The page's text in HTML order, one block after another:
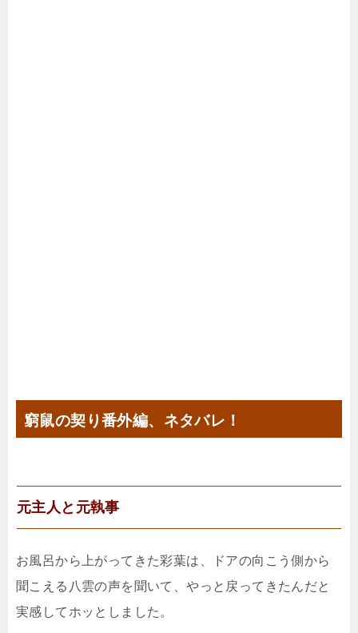
窮鼠の契り番外編、ネタバレ！
元主人と元執事
お風呂から上がってきた彩葉は、ドアの向こう側から
聞こえる八雲の声を聞いて、やっと戻ってきたんだと
実感してホッとしました。